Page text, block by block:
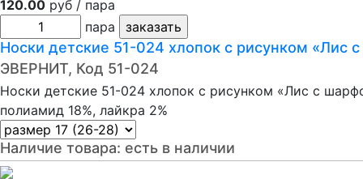
120.00 руб / пара
пара
Носки детские 51-024 хлопок с рисунком
ЭВЕРНИТ, Код 51-024
Носки детские 51-024 хлопок с рисунком «Лис с
полиамид 18%, лайкра 2%
Наличие товара: есть в наличии